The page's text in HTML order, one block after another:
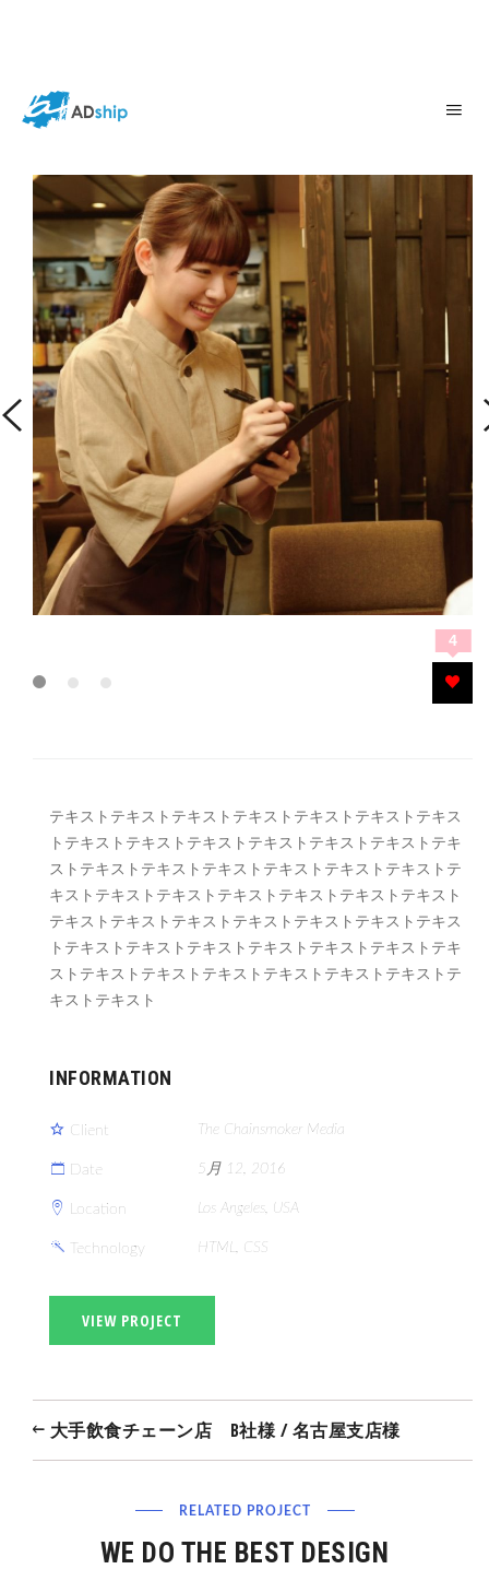
大手飲食チェーン店 S社様/栄店
4
テキストテキストテキストテキストテキストテキストテキス
トテキストテキストテキストテキストテキストテキストテキ
ストテキストテキストテキストテキストテキストテキストテ
キストテキストテキストテキストテキストテキストテキスト
テキストテキストテキストテキストテキストテキストテキス
トテキストテキストテキストテキストテキストテキストテキ
ストテキストテキストテキストテキストテキストテキストテ
キストテキスト
INFORMATION
Client The Chainsmoker Media
Date 5月 12, 2016
Location Los Angeles, USA
Technology HTML, CSS
VIEW PROJECT
大手飲食チェーン店 B社様 / 名古屋支店様
RELATED PROJECT
WE DO THE BEST DESIGN